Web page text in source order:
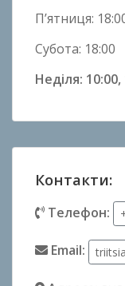
П’ятниця:
Субота: 18:00
Неділя: 10:00,
Контакти:
Телефон:
Email: